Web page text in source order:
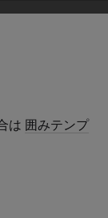
は 囲みテンプ